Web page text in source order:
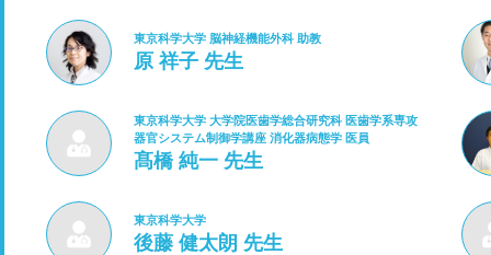
東京科学大学 脳神経機能外科 助教
原 祥子 先生
東京科学大学 大学院医歯学総合研究科 医歯学系専攻
器官システム制御学講座 消化器病態学 医員
髙橋 純一 先生
東京科学大学
後藤 健太朗 先生